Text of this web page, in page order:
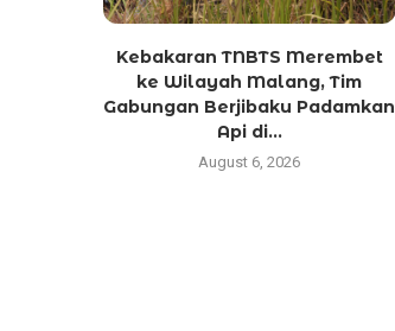
Kebakaran TNBTS Merembet
ke Wilayah Malang, Tim
Gabungan Berjibaku Padamkan
Api di...
August 6, 2026